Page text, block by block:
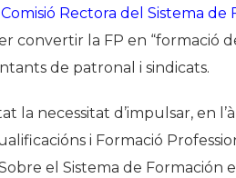
Comisió Rectora del Sistema de
convertir la FP en “formació
de patronal i sindicats.
la necessitat d’impulsar, en
i Formació
el Sistema de Formación